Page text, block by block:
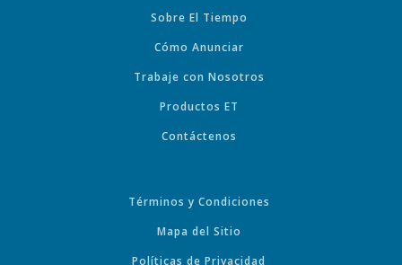
Sobre El Tiempo
Cómo Anunciar
Trabaje con Nosotros
Productos ET
Contáctenos
Términos y Condiciones
Mapa del Sitio
Políticas de Privacidad